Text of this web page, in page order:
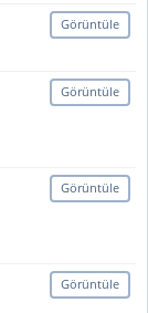
Görüntüle
Görüntüle
Görüntüle
Görüntüle